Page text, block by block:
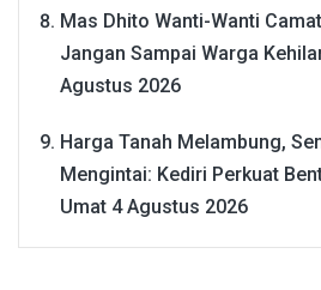
Mas Dhito Wanti-Wanti
Jangan Sampai Warga
Agustus 2026
Harga Tanah Melambung,
Mengintai: Kediri Perkuat
Umat 4 Agustus 2026